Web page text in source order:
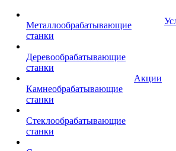
Металлообрабатывающие
станки
Деревообрабатывающие
станки
Камнеобрабатывающие
станки
Стеклообрабатывающие
станки
Акции